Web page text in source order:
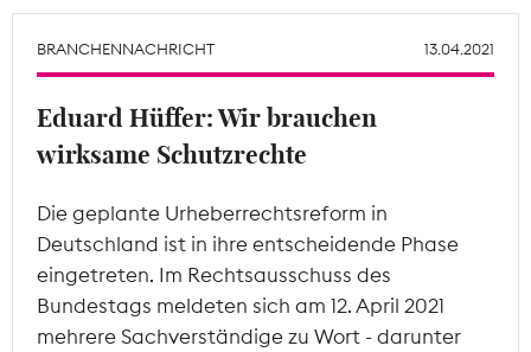
Mitgliederbereich
BRANCHENNACHRICHT 13.04.2021
Eduard Hüffer: Wir brauchen
wirksame Schutzrechte
Die geplante Urheberrechtsreform in
Deutschland ist in ihre entscheidende Phase
eingetreten. Im Rechtsausschuss des
Bundestags meldeten sich am 12. April 2021
mehrere Sachverständige zu Wort - darunter